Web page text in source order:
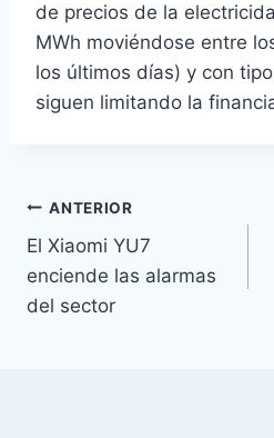
de precios de la
MWh moviéndose entre
los últimos días) y con
siguen limitando la
Navegación
de
entradas
ANTERIOR
El Xiaomi YU7
enciende las alarmas
del sector